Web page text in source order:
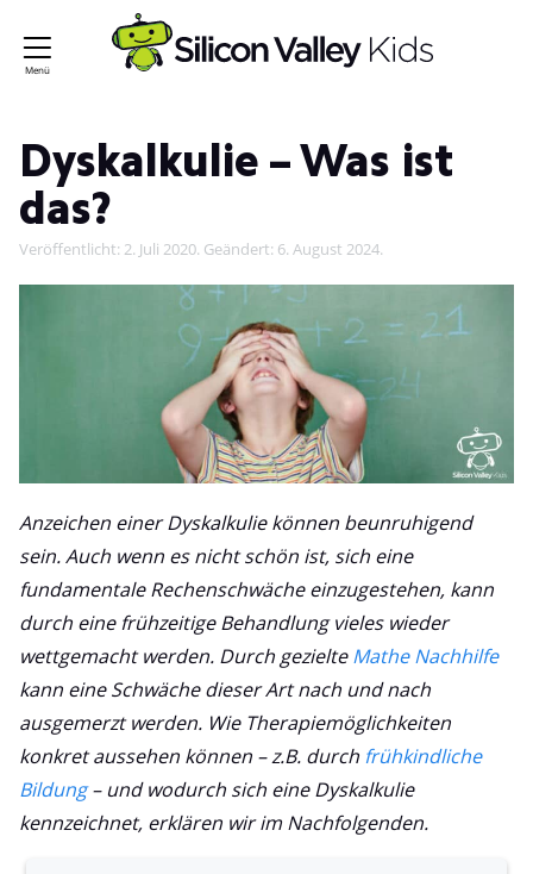
Dyskalkulie – Was ist
das?
Veröffentlicht: 2. Juli 2020. Geändert: 6. August 2024.
Anzeichen einer Dyskalkulie können beunruhigend
sein. Auch wenn es nicht schön ist, sich eine
fundamentale Rechenschwäche einzugestehen, kann
durch eine frühzeitige Behandlung vieles wieder
wettgemacht werden. Durch gezielteMathe Nachhilfe
kann eine Schwäche dieser Art nach und nach
ausgemerzt werden. Wie Therapiemöglichkeiten
konkret aussehen können – z.B. durch frühkindliche
Bildung– und wodurch sich eine Dyskalkulie
kennzeichnet, erklären wir im Nachfolgenden.